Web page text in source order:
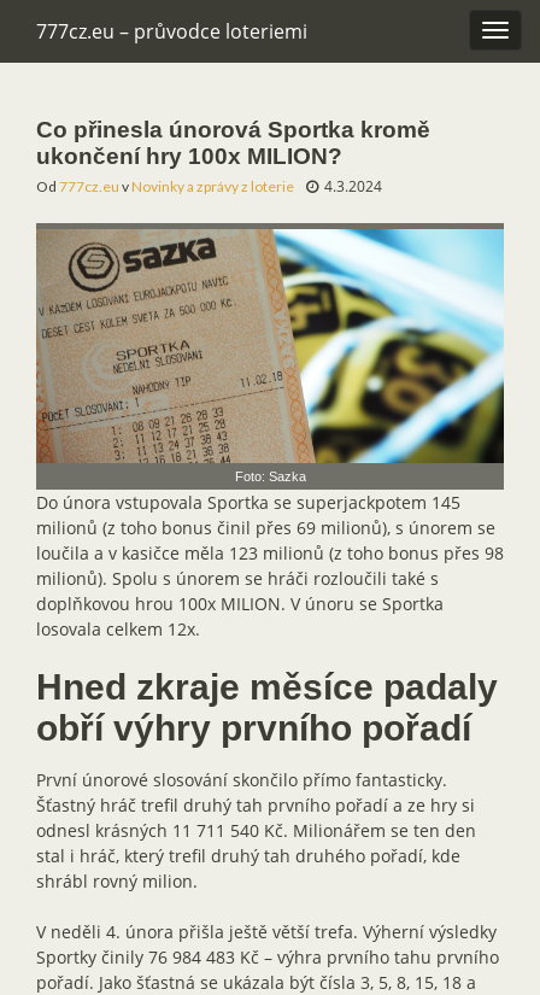
777cz.eu – průvodce loteriemi
Co přinesla únorová Sportka kromě
ukončení hry 100x MILION?
Od 777cz.eu vNovinky a zprávy z loterie 4.3.2024
Foto: Sazka
Do února vstupovala Sportka se superjackpotem 145
milionů (z toho bonus činil přes 69 milionů), s únorem se
loučila a v kasičce měla 123 milionů (z toho bonus přes 98
milionů). Spolu s únorem se hráči rozloučili také s
doplňkovou hrou 100x MILION. V únoru se Sportka
losovala celkem 12x.
Hned zkraje měsíce padaly
obří výhry prvního pořadí
První únorové slosování skončilo přímo fantasticky.
Šťastný hráč trefil druhý tah prvního pořadí a ze hry si
odnesl krásných 11 711 540 Kč. Milionářem se ten den
stal i hráč, který trefil druhý tah druhého pořadí, kde
shrábl rovný milion.
V neděli 4. února přišla ještě větší trefa. Výherní výsledky
Sportky činily 76 984 483 Kč – výhra prvního tahu prvního
pořadí. Jako šťastná se ukázala být čísla 3, 5, 8, 15, 18 a